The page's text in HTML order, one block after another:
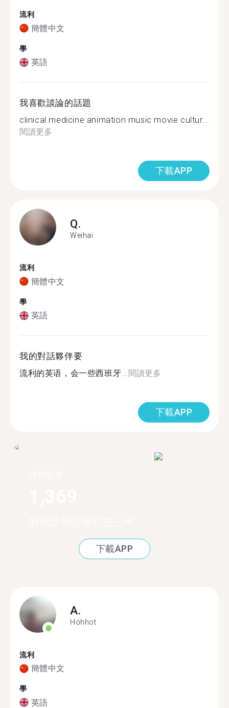
流利
簡體中文
學
英語
我喜歡談論的話題
clinical medicine animation music movie cultur...
閱讀更多
下載APP
Q.
Weihai
流利
簡體中文
學
英語
我的對話夥伴要
流利的英语，会一些西班牙...閱讀更多
下載APP
下載APP
A.
Hohhot
流利
簡體中文
學
英語